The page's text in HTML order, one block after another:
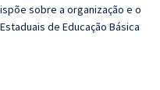
sobre a organização e o
de Educação Básica